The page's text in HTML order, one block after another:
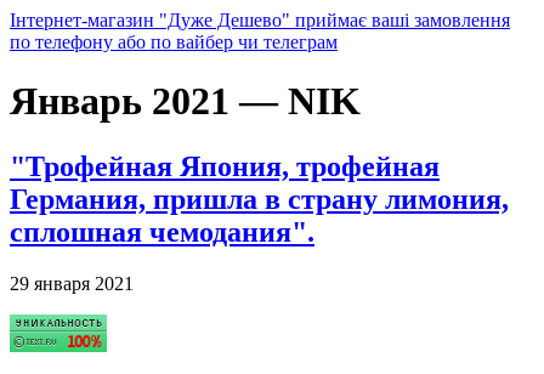
Інтернет-магазин "Дуже Дешево" приймає ваші замовлення
по телефону або по вайбер чи телеграм
Январь 2021 — NIK
"Трофейная Япония, трофейная
Германия, пришла в страну лимония,
сплошная чемодания".
29 января 2021